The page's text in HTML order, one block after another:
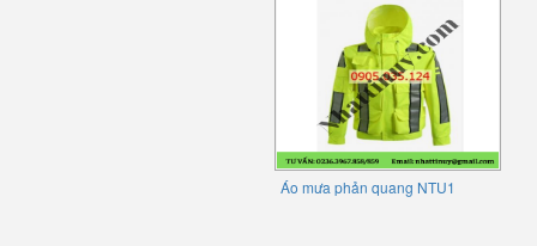
Áo mưa phản quang NTU1